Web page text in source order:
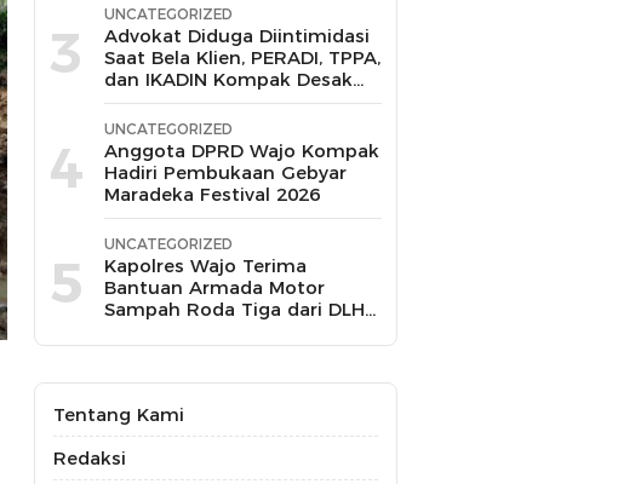
3
UNCATEGORIZED
Advokat Diduga Diintimidasi
Saat Bela Klien, PERADI, TPPA,
dan IKADIN Kompak Desak
Polda Riau Usut Tuntas
Dugaan Premanisme
4
UNCATEGORIZED
Anggota DPRD Wajo Kompak
Hadiri Pembukaan Gebyar
Maradeka Festival 2026
5
UNCATEGORIZED
Kapolres Wajo Terima
Bantuan Armada Motor
Sampah Roda Tiga dari DLH
Peduli Lingkungan
Tentang Kami
Redaksi